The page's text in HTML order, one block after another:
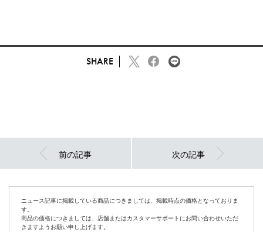
SHARE
前の記事 次の記事
ニュース記事に掲載している商品につきましては、掲載時点の価格となっておりま
す。
商品の価格につきましては、店舗またはカスタマーサポートにお問い合わせいただ
きますようお願い申し上げます。